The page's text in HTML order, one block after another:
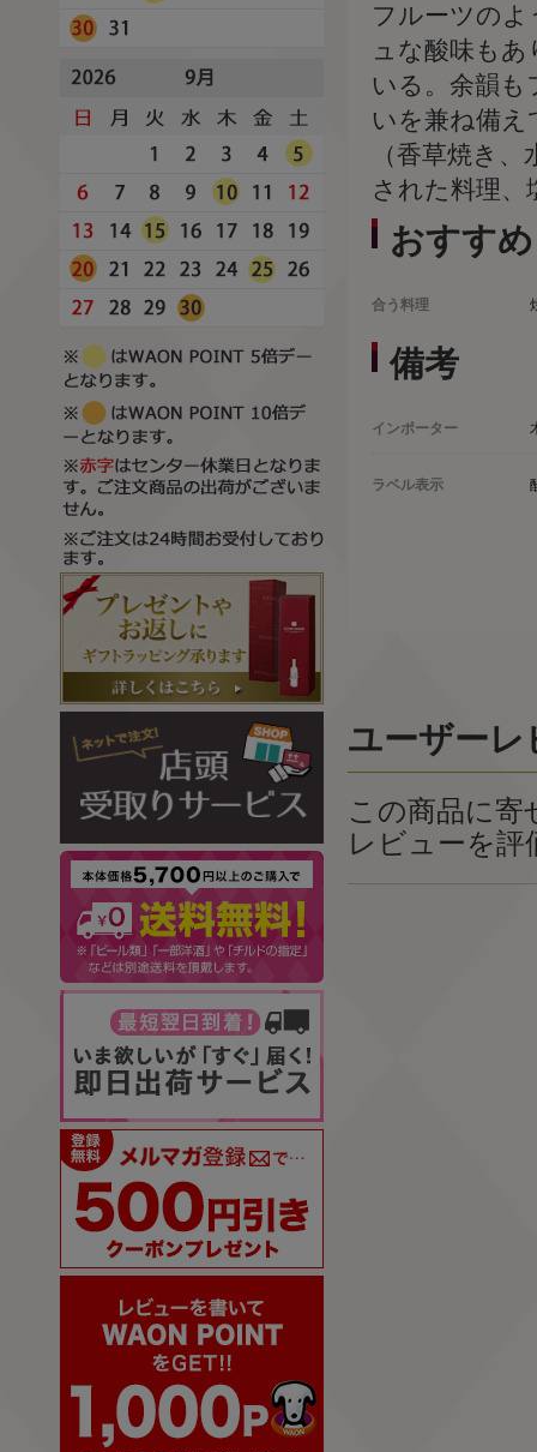
フルーツの
ュな酸味も
いる。余韻
いを兼ね備
（香草焼き
された料理
おすすめ
合う料理
備考
インポーター
ラベル表示
ユーザーレ
この商品に
レビューを評